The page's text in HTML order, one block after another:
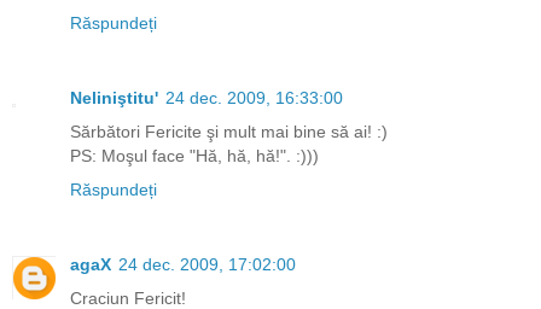
Răspundeți
Neliniştitu' 24 dec. 2009, 16:33:00
Sărbători Fericite şi mult mai bine să ai! :)
PS: Moşul face "Hă, hă, hă!". :)))
Răspundeți
agaX 24 dec. 2009, 17:02:00
Craciun Fericit!